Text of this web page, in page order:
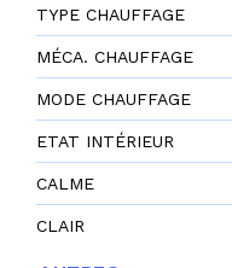
TYPE CHAUFFAGE
MÉCA. CHAUFFAGE
MODE CHAUFFAGE
ETAT INTÉRIEUR
CALME
CLAIR